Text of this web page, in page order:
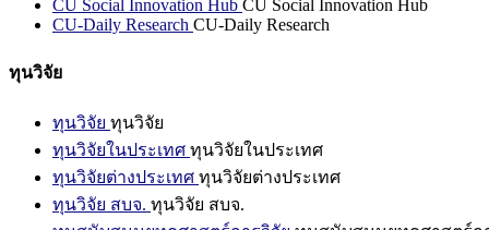
CU Social Innovation Hub CU Social Innovation Hub
CU-Daily Research CU-Daily Research
ทุนวิจัย
ทุนวิจัย ทุนวิจัย
ทุนวิจัยในประเทศ ทุนวิจัยในประเทศ
ทุนวิจัยต่างประเทศ ทุนวิจัยต่างประเทศ
ทุนวิจัย สบจ. ทุนวิจัย สบจ.